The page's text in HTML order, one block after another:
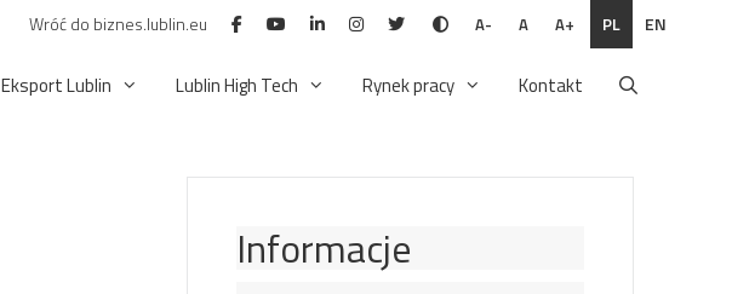
Wróć do biznes.lublin.eu A- A A+ PL EN
Eksport Lublin Lublin High Tech Rynek pracy Kontakt
Informacje